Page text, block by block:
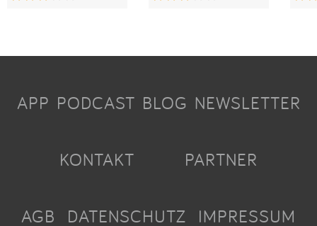
APP PODCAST BLOG NEWSLETTER
KONTAKT PARTNER
AGB DATENSCHUTZ IMPRESSUM